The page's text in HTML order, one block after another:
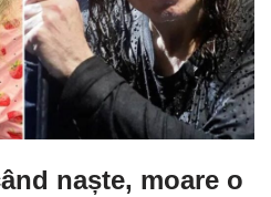
naște, moare o